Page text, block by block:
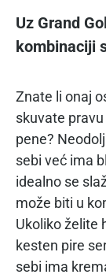
Uz Grand
kombinaciji
Znate li onaj
skuvate
pene?
sebi već ima
idealno se
može biti u
Ukoliko želite
kesten pire
sebi ima